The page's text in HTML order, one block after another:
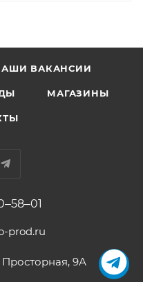
ВАКАНСИИ
МАГАЗИНЫ
prod.ru
Просторная, 9А